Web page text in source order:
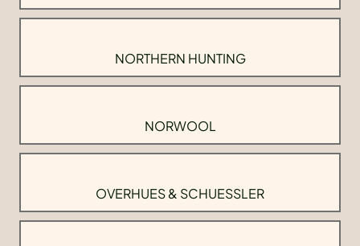
NORTHERN HUNTING
NORWOOL
OVERHUES & SCHUESSLER